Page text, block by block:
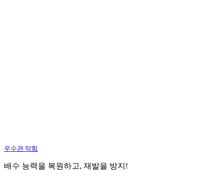
우수관 막힘
배수 능력을 복원하고, 재발을 방지!